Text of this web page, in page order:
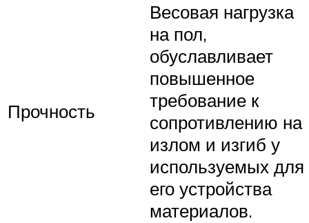
Прочность
Весовая нагрузка
на пол,
обуславливает
повышенное
требование к
сопротивлению на
излом и изгиб у
используемых для
его устройства
материалов.